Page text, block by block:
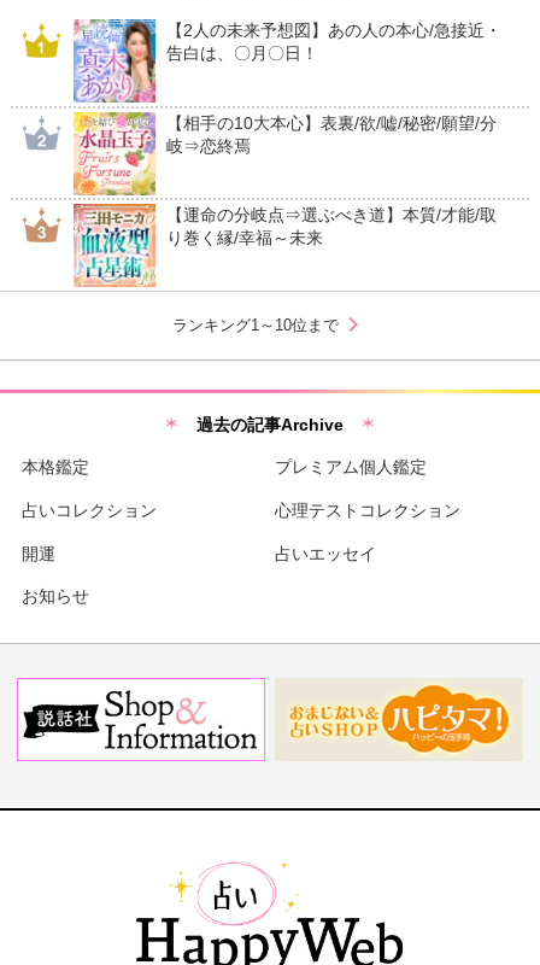
【2人の未来予想図】あの人の本心/急接近・
告白は、〇月〇日！
【相手の10大本心】表裏/欲/嘘/秘密/願望/分
岐⇒恋終焉
【運命の分岐点⇒選ぶべき道】本質/才能/取
り巻く縁/幸福～未来
ランキング1～10位まで chevron_right
過去の記事Archive
本格鑑定 プレミアム個人鑑定
占いコレクション 心理テストコレクション
開運 占いエッセイ
お知らせ